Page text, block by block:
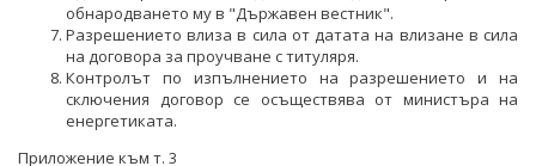
МИННИ ОТПАДЪЦИ
ИНИЦИАТИВА НА ЕВРОПЕЙСКАТА КОМИСИЯ ЗА
СУРОВИНИТЕ
обнародването му в "Държавен вестник".
Разрешението влиза в сила от датата на влизане в сила
на договора за проучване с титуляря.
Контролът по изпълнението на разрешението и на
сключения договор се осъществява от министъра на
енергетиката.
Приложение към т. 3